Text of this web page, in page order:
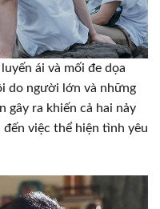
ái và mối đe dọa
do người lớn và những
gây ra khiến cả hai nảy
việc thể hiện tình yêu